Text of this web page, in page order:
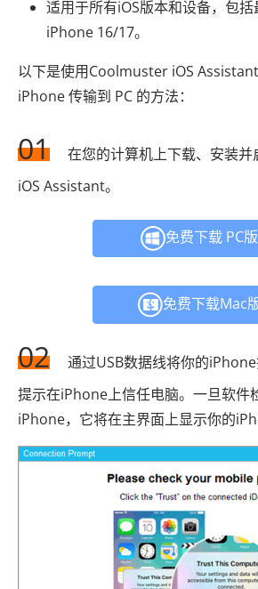
适用于所有iOS版本和设备，包
iPhone 16/17。
以下是使用Coolmuster iOS
iPhone 传输到 PC 的方法：
01
在您的计算机上下载、安装
iOS Assistant。
免费下载 PC版
免费下载Mac
02
通过USB数据线将你的
提示在iPhone上信任电脑。一旦软件
iPhone，它将在主界面上显示你的